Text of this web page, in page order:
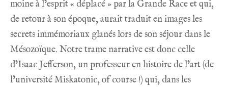
moine à l’esprit « déplacé » par la Grande Race et qui,
de retour à son époque, aurait traduit en images les
secrets immémoriaux glanés lors de son séjour dans le
Mésozoïque. Notre trame narrative est donc celle
d’Isaac Jefferson, un professeur en histoire de l’art (de
l’université Miskatonic, of course !) qui, dans les